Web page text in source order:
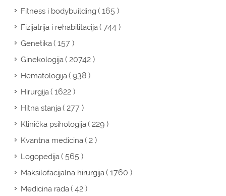
Fitness i bodybuilding( 165 )
Fizijatrija i rehabilitacija( 744 )
Genetika( 157 )
Ginekologija( 20742 )
Hematologija( 938 )
Hirurgija( 1622 )
Hitna stanja( 277 )
Klinička psihologija( 229 )
Kvantna medicina( 2 )
Logopedija( 565 )
Maksilofacijalna hirurgija( 1760 )
Medicina rada( 42 )